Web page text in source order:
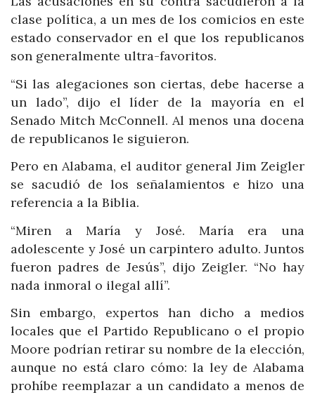
clase política, a un mes de los comicios en este
estado conservador en el que los republicanos
son generalmente ultra-favoritos.
“Si las alegaciones son ciertas, debe hacerse a
un lado”, dijo el líder de la mayoría en el
Senado Mitch McConnell. Al menos una docena
de republicanos le siguieron.
Pero en Alabama, el auditor general Jim Zeigler
se sacudió de los señalamientos e hizo una
referencia a la Biblia.
“Miren a María y José. María era una
adolescente y José un carpintero adulto. Juntos
fueron padres de Jesús”, dijo Zeigler. “No hay
nada inmoral o ilegal allí”.
Sin embargo, expertos han dicho a medios
locales que el Partido Republicano o el propio
Moore podrían retirar su nombre de la elección,
aunque no está claro cómo: la ley de Alabama
prohíbe reemplazar a un candidato a menos de